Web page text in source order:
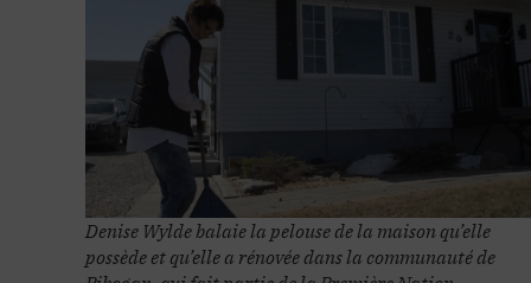
Denise Wylde balaie la pelouse de la maison qu’elle
possède et qu’elle a rénovée dans la communauté de